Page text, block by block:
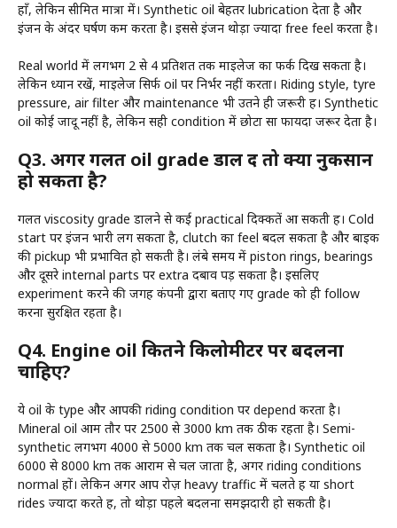
हाँ, लेकिन सीमित मात्रा में। Synthetic oil बेहतर lubrication देता है और
इंजन के अंदर घर्षण कम करता है। इससे इंजन थोड़ा ज्यादा free feel करता है।
Real world में लगभग 2 से 4 प्रतिशत तक माइलेज का फर्क दिख सकता है।
लेकिन ध्यान रखें, माइलेज सिर्फ oil पर निर्भर नहीं करता। Riding style, tyre
pressure, air filter और maintenance भी उतने ही जरूरी हैं। Synthetic
oil कोई जादू नहीं है, लेकिन सही condition में छोटा सा फायदा जरूर देता है।
Q3. अगर गलत oil grade डाल दें तो क्या नुकसान
हो सकता है?
गलत viscosity grade डालने से कई practical दिक्कतें आ सकती हैं। Cold
start पर इंजन भारी लग सकता है, clutch का feel बदल सकता है और बाइक
की pickup भी प्रभावित हो सकती है। लंबे समय में piston rings, bearings
और दूसरे internal parts पर extra दबाव पड़ सकता है। इसलिए
experiment करने की जगह कंपनी द्वारा बताए गए grade को ही follow
करना सुरक्षित रहता है।
Q4. Engine oil कितने किलोमीटर पर बदलना
चाहिए?
ये oil के type और आपकी riding condition पर depend करता है।
Mineral oil आम तौर पर 2500 से 3000 km तक ठीक रहता है। Semi-
synthetic लगभग 4000 से 5000 km तक चल सकता है। Synthetic oil
6000 से 8000 km तक आराम से चल जाता है, अगर riding conditions
normal हों। लेकिन अगर आप रोज़ heavy traffic में चलते हैं या short
rides ज्यादा करते हैं, तो थोड़ा पहले बदलना समझदारी हो सकती है।